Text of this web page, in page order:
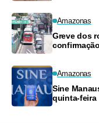
Amazonas
Greve dos
Amazonas
Sine
quinta-feira